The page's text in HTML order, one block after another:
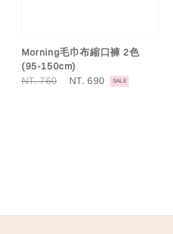
Morning毛巾布縮口褲 2色
(95-150cm)
Regular
NT. 760
Sale
NT. 690 SALE